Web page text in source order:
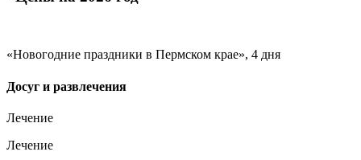
«Новогодние праздники в Пермском крае», 4 дня
Досуг и развлечения
Лечение
Лечение